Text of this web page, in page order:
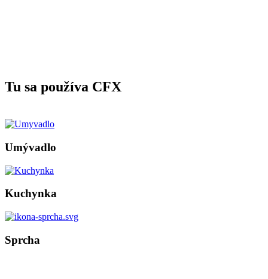
Tu sa používa CFX
Umývadlo
Kuchynka
Sprcha